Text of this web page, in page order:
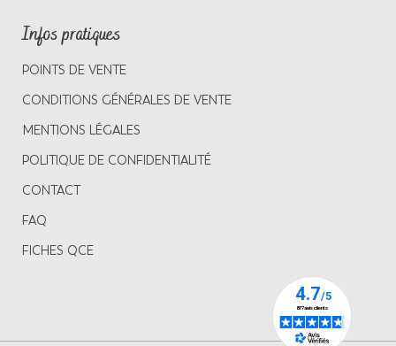
Infos pratiques
POINTS DE VENTE
CONDITIONS GÉNÉRALES DE VENTE
MENTIONS LÉGALES
POLITIQUE DE CONFIDENTIALITÉ
CONTACT
FAQ
FICHES QCE